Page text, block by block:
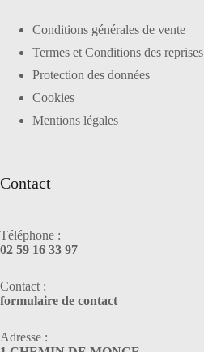
Conditions générales de vente
Termes et Conditions des reprises
Protection des données
Cookies
Mentions légales
Contact
Téléphone :
02 59 16 33 97
Contact :
formulaire de contact
Adresse :